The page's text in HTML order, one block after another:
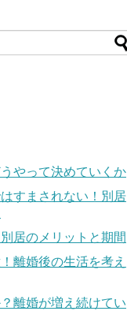
やって決めていくか
すまされない！別居
居のメリットと期間
離婚後の生活を考え
離婚が増え続けてい